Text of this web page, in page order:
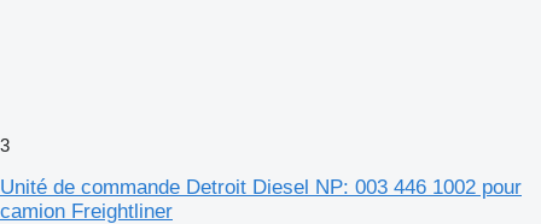
3
Unité de commande Detroit Diesel NP: 003 446 1002 pour
camion Freightliner